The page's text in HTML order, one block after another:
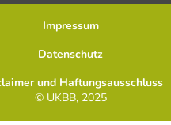
© UKBB, 2025
Impressum
Datenschutz
und Haftungsausschluss